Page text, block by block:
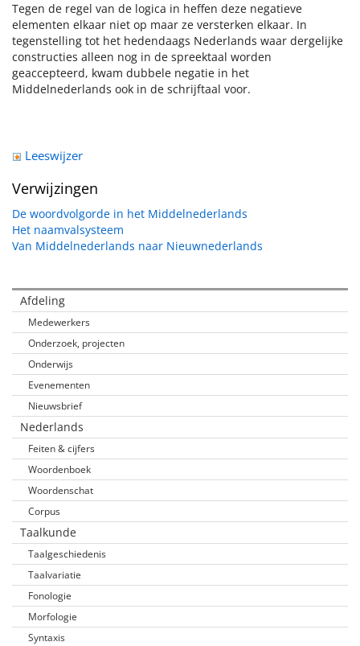
Tegen de regel van de logica in heffen deze negatieve
elementen elkaar niet op maar ze versterken elkaar. In
tegenstelling tot het hedendaags Nederlands waar dergelijke
constructies alleen nog in de spreektaal worden
geaccepteerd, kwam dubbele negatie in het
Middelnederlands ook in de schrijftaal voor.
Leeswijzer
Verwijzingen
De woordvolgorde in het Middelnederlands
Het naamvalsysteem
Van Middelnederlands naar Nieuwnederlands
Afdeling
Medewerkers
Onderzoek, projecten
Onderwijs
Evenementen
Nieuwsbrief
Nederlands
Feiten & cijfers
Woordenboek
Woordenschat
Corpus
Taalkunde
Taalgeschiedenis
Taalvariatie
Fonologie
Morfologie
Syntaxis